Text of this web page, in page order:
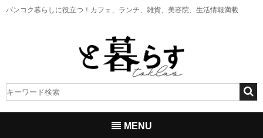
バンコク暮らしに役立つ！ カフェ、ランチ、雑貨、美容院、生活情報満載
MENU